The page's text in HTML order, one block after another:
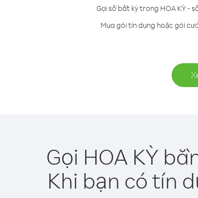
Gọi số bất kỳ trong HOA KỲ -
Mua gói tín dụng hoặc gói
Gọi HOA KỲ
Khi bạn có tín